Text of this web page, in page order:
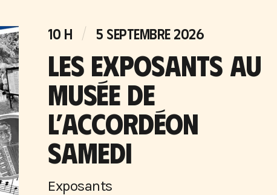
10 H 5 SEPTEMBRE 2026
LES EXPOSANTS AU
MUSÉE DE
L’ACCORDÉON
SAMEDI
Exposants